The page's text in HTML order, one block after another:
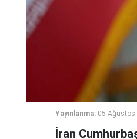
Yayınlanma: 05 Ağustos
İran